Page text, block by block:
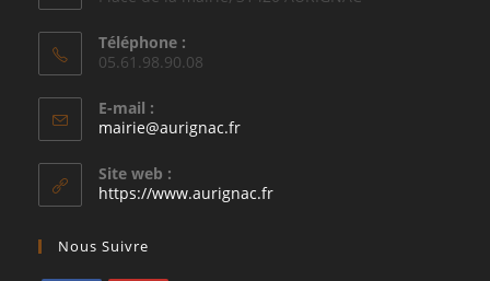
Téléphone :
05.61.98.90.08
E-mail :
mairie@aurignac.frS’ouvre
application
Site web :
https://www.aurignac.fr
Nous Suivre